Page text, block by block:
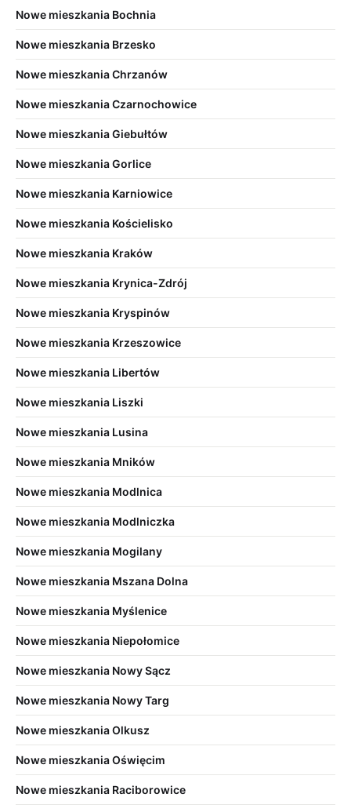
Nowe mieszkania Bochnia
Nowe mieszkania Brzesko
Nowe mieszkania Chrzanów
Nowe mieszkania Czarnochowice
Nowe mieszkania Giebułtów
Nowe mieszkania Gorlice
Nowe mieszkania Karniowice
Nowe mieszkania Kościelisko
Nowe mieszkania Kraków
Nowe mieszkania Krynica-Zdrój
Nowe mieszkania Kryspinów
Nowe mieszkania Krzeszowice
Nowe mieszkania Libertów
Nowe mieszkania Liszki
Nowe mieszkania Lusina
Nowe mieszkania Mników
Nowe mieszkania Modlnica
Nowe mieszkania Modlniczka
Nowe mieszkania Mogilany
Nowe mieszkania Mszana Dolna
Nowe mieszkania Myślenice
Nowe mieszkania Niepołomice
Nowe mieszkania Nowy Sącz
Nowe mieszkania Nowy Targ
Nowe mieszkania Olkusz
Nowe mieszkania Oświęcim
Nowe mieszkania Raciborowice